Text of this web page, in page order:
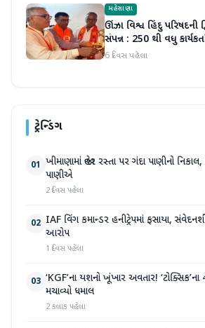
મહેસાણા
ઊંઝા વિશ્વ હિંદુ પરિષદની
સંપન્ન : 250 થી વધુ
6 દિવસ પહેલા
ટ્રેન્ડિંગ
01 ખીમાણામાં જાહેર રસ્તા પર ગંદા પાણીનો
પાણીએ
2 દિવસ પહેલા
02 IAF વિંગ કમાન્ડર હનીટ્રેપમાં ફસાયા,
આરોપ
1 દિવસ પહેલા
03 ‘KGF’ના યશનો ખૂંખાર અવતાર! ‘ટોક્સિક’ના
મચાવ્યો ધમાલ
2 કલાક પહેલા